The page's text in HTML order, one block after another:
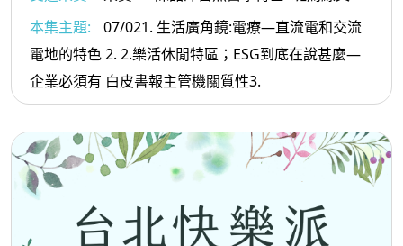
社長及文史工作者-許赫老師
本集主題:
07/021. 生活廣角鏡:電療—直流電和交流
電地的特色 2. 2.樂活休閒特區；ESG到底在說甚麼—
企業必須有 白皮書報主管機關質性3.